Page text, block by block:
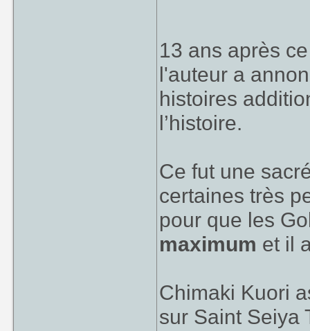
C'est donc
Ça commence
13 ans après
l'auteur a
histoires
l’histoire.
Ce fut une
certaines très
pour que les
maximum et il
Chimaki Kuori
sur Saint Seiya